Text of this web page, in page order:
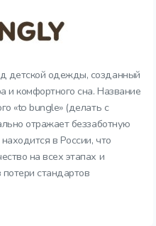
детской одежды, созданный
и комфортного сна. Название
«to bungle» (делать с
отражает беззаботную
в России, что
на всех этапах и
стандартов